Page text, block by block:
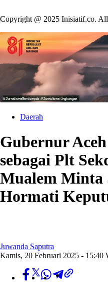
Copyright @ 2025 Inisiatif.co.
Daerah
Gubernur
sebagai Plt
Mualem Minta
Hormati
Juwanda Saputra
Kamis, 20 Februari 2025 - 15:40